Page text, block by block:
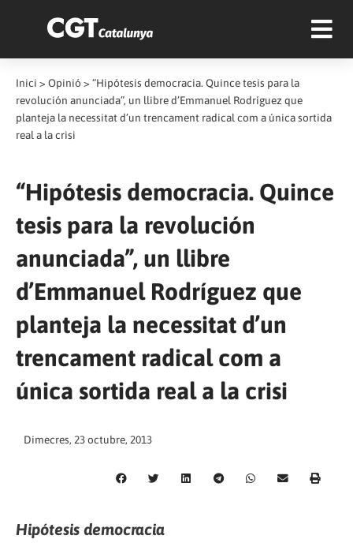
Inici > Opinió > “Hipótesis democracia. Quince tesis para la
revolución anunciada”, un llibre d’Emmanuel Rodríguez que
planteja la necessitat d’un trencament radical com a única sortida
real a la crisi
“Hipótesis democracia. Quince
tesis para la revolución
anunciada”, un llibre
d’Emmanuel Rodríguez que
planteja la necessitat d’un
trencament radical com a
única sortida real a la crisi
Dimecres, 23 octubre, 2013
Hipótesis democracia